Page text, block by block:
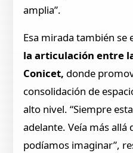
amplia”.
Esa mirada también se
la articulación entre
Conicet, donde
consolidación de
alto nivel. “Siempre
adelante. Veía más allá
podíamos imaginar”,